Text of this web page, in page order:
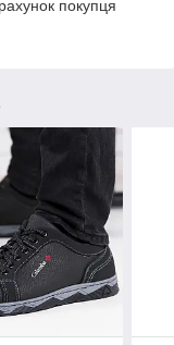
покупця